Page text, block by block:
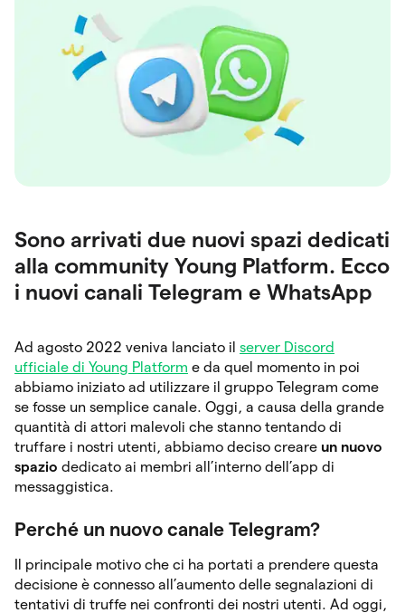
Sono arrivati due nuovi spazi dedicati
alla community Young Platform. Ecco
i nuovi canali Telegram e WhatsApp
Ad agosto 2022 veniva lanciato il server Discord
ufficiale di Young Platform e da quel momento in poi
abbiamo iniziato ad utilizzare il gruppo Telegram come
se fosse un semplice canale. Oggi, a causa della grande
quantità di attori malevoli che stanno tentando di
truffare i nostri utenti, abbiamo deciso creare un nuovo
spazio dedicato ai membri all’interno dell’app di
messaggistica.
Perché un nuovo canale Telegram?
Il principale motivo che ci ha portati a prendere questa
decisione è connesso all’aumento delle segnalazioni di
tentativi di truffe nei confronti dei nostri utenti. Ad oggi,